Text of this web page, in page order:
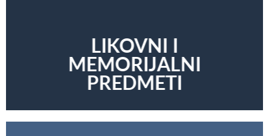
LIKOVNI I
MEMORIJALNI
PREDMETI